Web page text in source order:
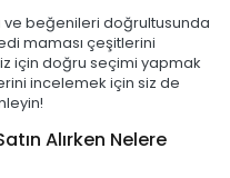
ve beğenileri doğrultusunda
maması çeşitlerini
için doğru seçimi yapmak
incelemek için siz de
Alırken Nelere